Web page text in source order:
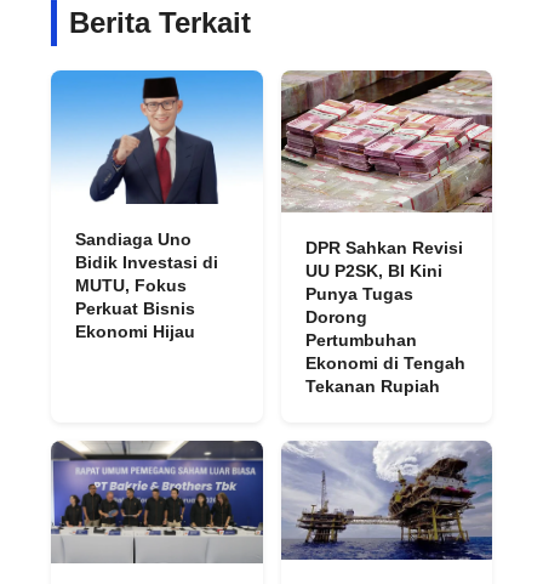
Berita Terkait
Sandiaga Uno
Bidik Investasi di
MUTU, Fokus
Perkuat Bisnis
Ekonomi Hijau
DPR Sahkan Revisi
UU P2SK, BI Kini
Punya Tugas
Dorong
Pertumbuhan
Ekonomi di Tengah
Tekanan Rupiah